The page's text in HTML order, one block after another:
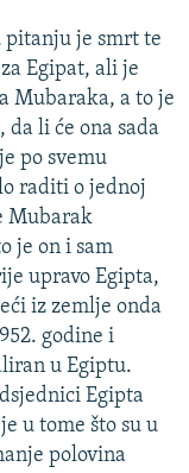
je smrt te
Egipat, ali je
Mubaraka, a to je
li će ona sada
po svemu
raditi o jednoj
Mubarak
je on i sam
upravo Egipta,
iz zemlje onda
godine i
u Egiptu.
Egipta
u tome što su u
polovina